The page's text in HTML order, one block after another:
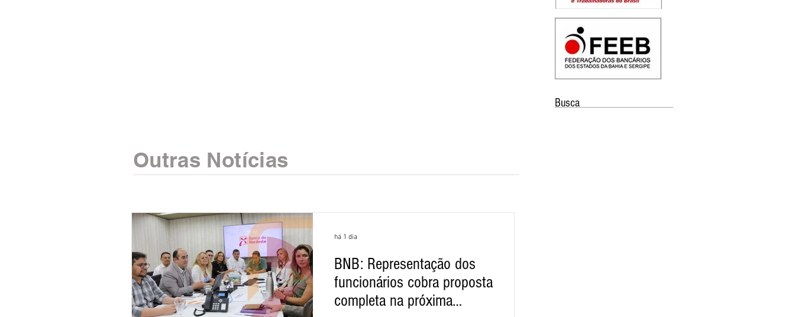
Busca
Outras Notícias
BNB: Representação dos
funcionários cobra proposta
completa na próxima
há 1 dia